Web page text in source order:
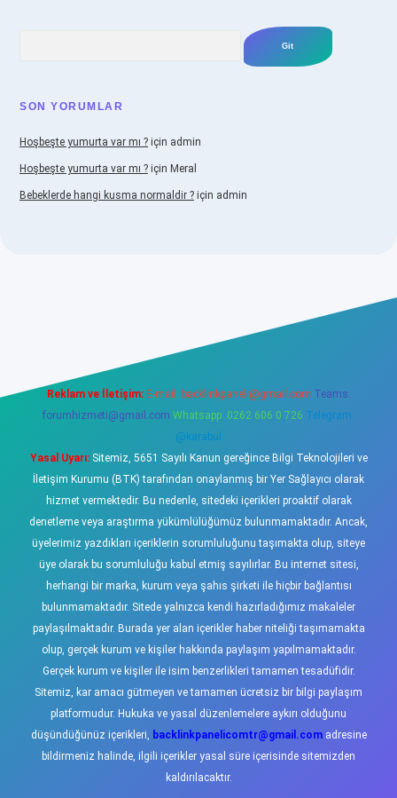
SON YORUMLAR
Hoşbeşte yumurta var mı ? için admin
Hoşbeşte yumurta var mı ? için Meral
Bebeklerde hangi kusma normaldir ? için admin
Reklam ve İletişim: E-mail: backlinkpaneli@gmail.com Teams:
forumhizmeti@gmail.com Whatsapp: 0262 606 0 726 Telegram:
@karabul
Yasal Uyarı:Sitemiz, 5651 Sayılı Kanun gereğince Bilgi Teknolojileri ve
İletişim Kurumu (BTK) tarafından onaylanmış bir Yer Sağlayıcı olarak
hizmet vermektedir. Bu nedenle, sitedeki içerikleri proaktif olarak
denetleme veya araştırma yükümlülüğümüz bulunmamaktadır. Ancak,
üyelerimiz yazdıkları içeriklerin sorumluluğunu taşımakta olup, siteye
üye olarak bu sorumluluğu kabul etmiş sayılırlar. Bu internet sitesi,
herhangi bir marka, kurum veya şahıs şirketi ile hiçbir bağlantısı
bulunmamaktadır. Sitede yalnızca kendi hazırladığımız makaleler
paylaşılmaktadır. Burada yer alan içerikler haber niteliği taşımamakta
olup, gerçek kurum ve kişiler hakkında paylaşım yapılmamaktadır.
Gerçek kurum ve kişiler ile isim benzerlikleri tamamen tesadüfidir.
Sitemiz, kar amacı gütmeyen ve tamamen ücretsiz bir bilgi paylaşım
platformudur. Hukuka ve yasal düzenlemelere aykırı olduğunu
düşündüğünüz içerikleri, backlinkpanelicomtr@gmail.comadresine
bildirmeniz halinde, ilgili içerikler yasal süre içerisinde sitemizden
kaldırılacaktır.